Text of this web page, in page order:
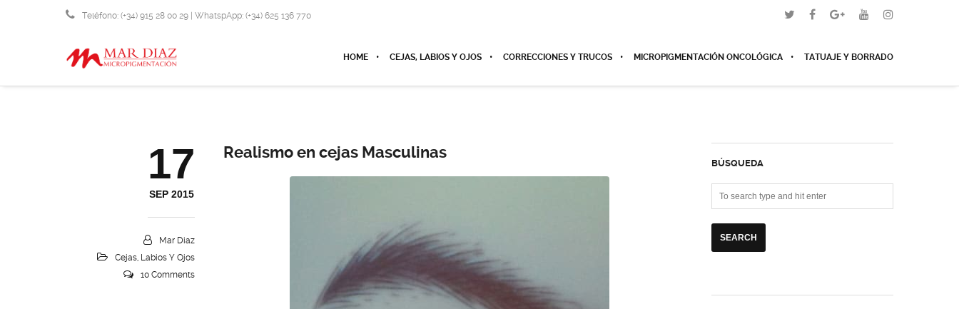
Teléfono: (+34) 915 28 00 29 | WhatspApp: (+34) 625 136 770
HOME
CEJAS, LABIOS Y OJOS CORRECCIONES Y TRUCOS MICROPIGMENTACIÓN ONCOLÓGICA TATUAJE Y BORRADO
17
SEP 2015
Mar Diaz
Cejas, Labios Y Ojos
10 Comments
Realismo en cejas Masculinas
BÚSQUEDA